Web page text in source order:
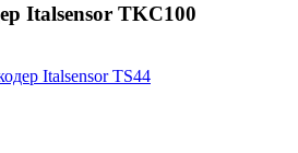
Italsensor TKC100